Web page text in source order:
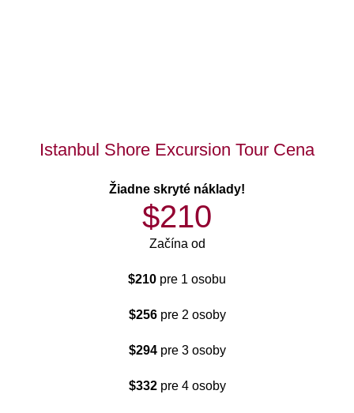
Istanbul Shore Excursion Tour Cena
Žiadne skryté náklady!
$210
Začína od
$210 pre 1 osobu
$256pre 2 osoby
$294pre 3 osoby
$332pre 4 osoby